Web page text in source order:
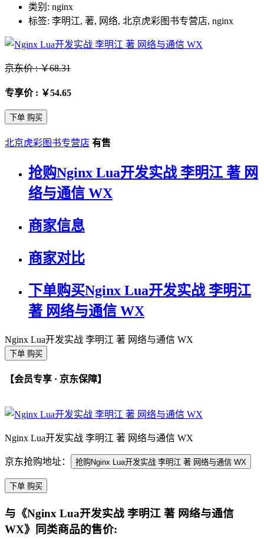
类别: nginx
标签: 李明江, 著, 网络, 北京虎彩图书专营店, nginx
京东价 : ￥68.31
专享价 : ￥54.65
下单 购买
北京虎彩图书专营店 有售
抢购Nginx Lua开发实战 李明江 著 网
络与通信 WX
商家信息
商家对比
下单购买Nginx Lua开发实战 李明江
著 网络与通信 WX
Nginx Lua开发实战 李明江 著 网络与通信 WX
下单 购买
【会员专享 · 京东保障】
Nginx Lua开发实战 李明江 著 网络与通信 WX
京东抢购地址： 抢购Nginx Lua开发实战 李明江 著 网络与通信 WX
下单 购买
与《Nginx Lua开发实战 李明江 著 网络与通信
WX》同类商品的售价: